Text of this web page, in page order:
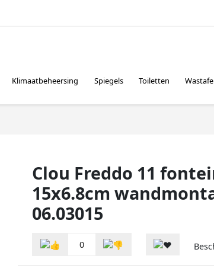
Klimaatbeheersing Spiegels Toiletten
Clou Freddo 11
15x6.8cm
06.03015
0